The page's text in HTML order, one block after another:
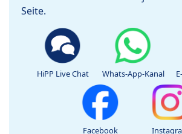
Seite.
HiPP Live Chat Whats-App-Kanal
Facebook